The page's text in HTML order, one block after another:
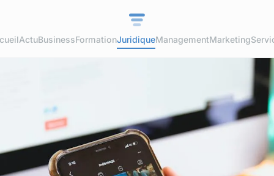
ActuBusinessFormationJuridiqueManagementMarketing